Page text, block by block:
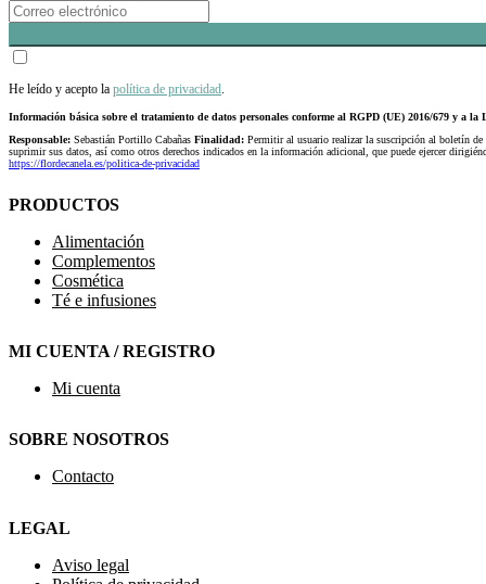
He leído y acepto la política de privacidad
Información básica sobre el tratamiento de datos personales conforme al RGPD (UE) 2016/679 y a la
Responsable: Sebastián Portillo Cabañas Finalidad: Permitir al usuario realizar la suscripción al boletín
suprimir sus datos, así como otros derechos indicados en la información adicional, que puede ejercer
https://flordecanela.es/politica-de-privacidad
PRODUCTOS
Alimentación
Complementos
Cosmética
Té e infusiones
MI CUENTA / REGISTRO
Mi cuenta
SOBRE NOSOTROS
Contacto
LEGAL
Aviso legal